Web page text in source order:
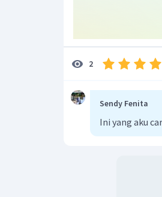
>
Jadi, jawaban
2
Sendy Fenita
Ini yang aku